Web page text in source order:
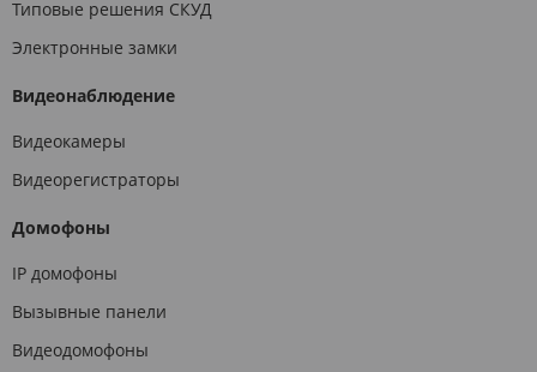
Типовые решения СКУД
Электронные замки
Видеонаблюдение
Видеокамеры
Видеорегистраторы
Домофоны
IP домофоны
Вызывные панели
Видеодомофоны